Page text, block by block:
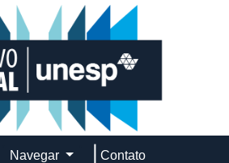
Navegar Contato